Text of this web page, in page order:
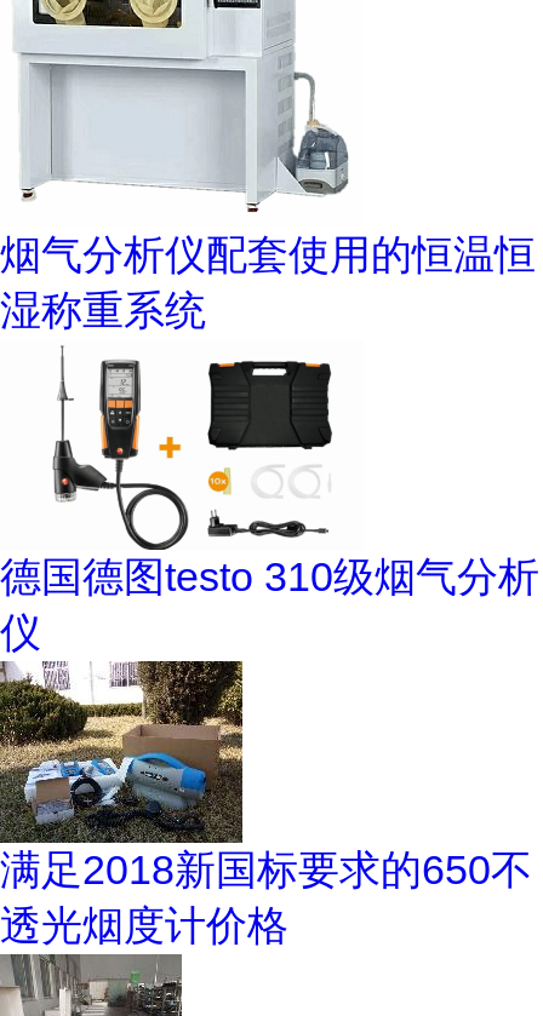
烟气分析仪配套使用的恒温恒
湿称重系统
德国德图testo 310级烟气分析
仪
满足2018新国标要求的650不
透光烟度计价格